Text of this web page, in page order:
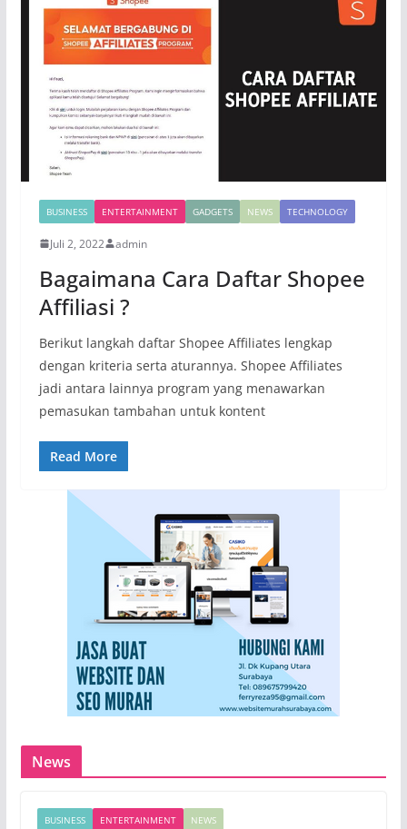
BUSINESS ENTERTAINMENT GADGETS NEWS TECHNOLOGY
Juli 2, 2022 admin
Bagaimana Cara Daftar Shopee
Affiliasi ?
Berikut langkah daftar Shopee Affiliates lengkap
dengan kriteria serta aturannya. Shopee Affiliates
jadi antara lainnya program yang menawarkan
pemasukan tambahan untuk kontent
Read More
News
BUSINESS ENTERTAINMENT NEWS